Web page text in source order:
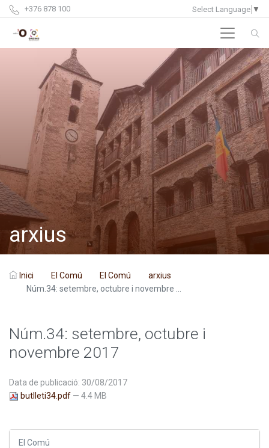
+376 878 100 Select Language ▼
arxius
Inici El Comú El Comú
arxius
Núm.34: setembre, octubre i novembre ...
El Comú
Núm.34: setembre, octubre i
novembre 2017
Data de publicació: 30/08/2017
butlleti34.pdf — 4.4 MB